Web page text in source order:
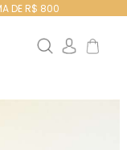
DE R$ 800
Search
Meu